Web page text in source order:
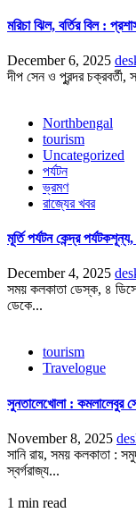
মরিচা ঝিল, বর্তির বিল :
December 6, 2025
দীপ সেন ও পুরন্দর
Northbengal
tourism
Uncategorized
পর্যটন
ভ্রমণ
রাজ্যের খবর
মূর্তি পর্যটন কেন্দ্র পর্যটকশূন্য,
December 4, 2025
সময় কলকাতা ডেস্ক, ৪
ডেকে...
tourism
Travelogue
সুনতালেখোলা : কমলালেবুর
November 8, 2025
সানি রায়, সময় কলকাতা :
স্বর্গরাজ্য...
1 min read